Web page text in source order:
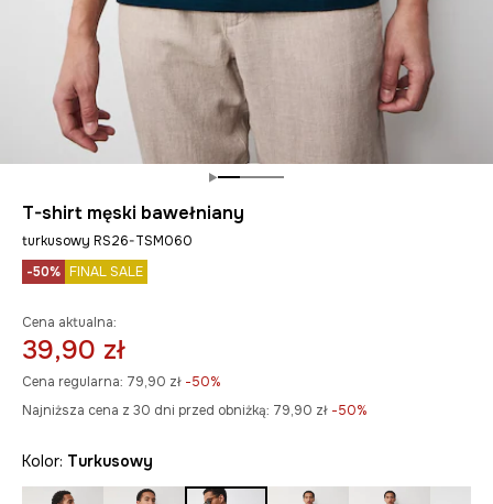
T-shirt męski bawełniany
turkusowy RS26-TSM060
-50% FINAL SALE
Cena aktualna:
39,90 zł
Cena regularna: 79,90 zł -50%
Najniższa cena z 30 dni przed obniżką: 79,90 zł -50%
Kolor: turkusowy